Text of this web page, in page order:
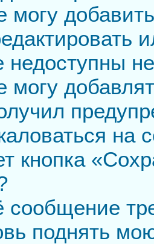
могу
недоступны
могу
на
кнопка
поднять